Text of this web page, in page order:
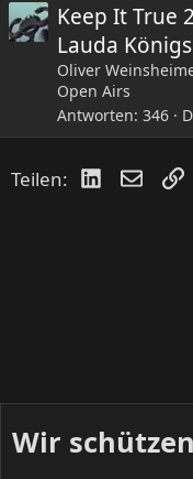
Keep It True
Lauda
Oliver
Open Airs
Antworten 346
Teilen: LinkedIn
E-Mail
Wir